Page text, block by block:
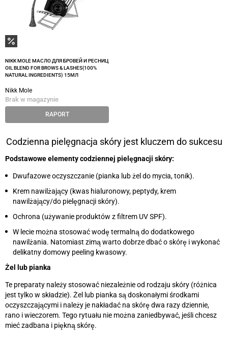
NIKK MOLE МАСЛО ДЛЯ БРОВЕЙ И РЕСНИЦ
OIL BLEND FOR BROWS & LASHES(100%
NATURAL INGREDIENTS) 15МЛ
Nikk Mole
Brak w magazynie
RAPORT
Codzienna pielęgnacja skóry jest kluczem do sukcesu
Podstawowe elementy codziennej pielęgnacji skóry:
Dwufazowe oczyszczanie (pianka lub żel do mycia, tonik).
Krem nawilżający (kwas hialuronowy, peptydy, krem
nawilżający/do pielęgnacji skóry).
Ochrona (używanie produktów z filtrem UV SPF).
W lecie można stosować wodę termalną do dodatkowego
nawilżania. Natomiast zimą warto dobrze dbać o skórę i wykonać
delikatny domowy peeling kwasowy.
Żel lub pianka
Te preparaty należy stosować niezależnie od rodzaju skóry (różnica
jest tylko w składzie). Żel lub pianka są doskonałymi środkami
oczyszczającymi i należy je nakładać na skórę dwa razy dziennie,
rano i wieczorem. Tego rytuału nie można zaniedbywać, jeśli chcesz
mieć zadbana i piękną skórę.